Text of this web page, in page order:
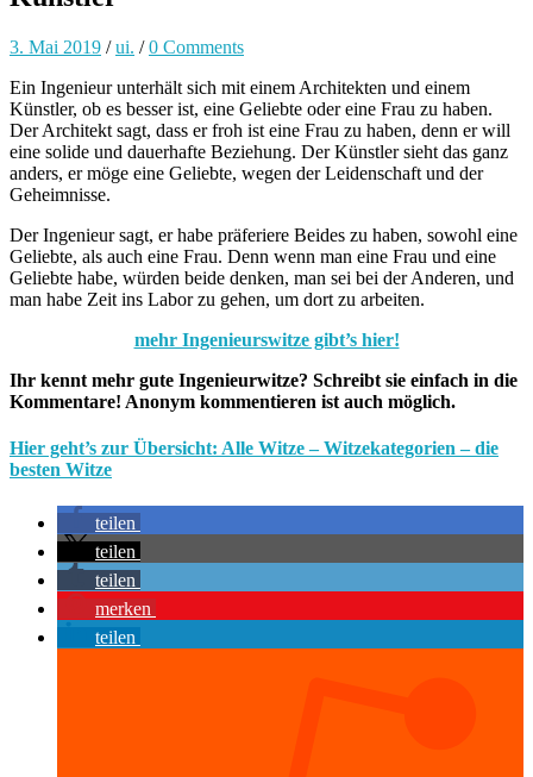
3. Mai 2019 /ui. /0 Comments
Ein Ingenieur unterhält sich mit einem Architekten und einem
Künstler, ob es besser ist, eine Geliebte oder eine Frau zu haben.
Der Architekt sagt, dass er froh ist eine Frau zu haben, denn er will
eine solide und dauerhafte Beziehung. Der Künstler sieht das ganz
anders, er möge eine Geliebte, wegen der Leidenschaft und der
Geheimnisse.
Der Ingenieur sagt, er habe präferiere Beides zu haben, sowohl eine
Geliebte, als auch eine Frau. Denn wenn man eine Frau und eine
Geliebte habe, würden beide denken, man sei bei der Anderen, und
man habe Zeit ins Labor zu gehen, um dort zu arbeiten.
mehr Ingenieurswitze gibt’s hier!
Ihr kennt mehr gute Ingenieurwitze? Schreibt sie einfach in die
Kommentare! Anonym kommentieren ist auch möglich.
Hier geht’s zur Übersicht: Alle Witze – Witzekategorien – die
besten Witze
teilen
teilen
teilen
merken
teilen